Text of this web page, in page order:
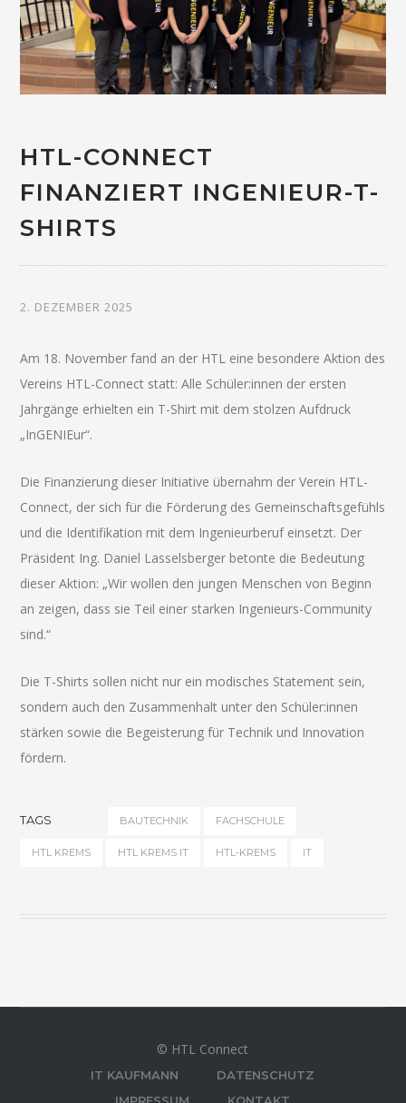
HTL-CONNECT
FINANZIERT INGENIEUR-T-
SHIRTS
2. DEZEMBER 2025
Am 18. November fand an der HTL eine besondere Aktion des
Vereins HTL-Connect statt: Alle Schüler:innen der ersten
Jahrgänge erhielten ein T-Shirt mit dem stolzen Aufdruck
„InGENIEur“.
Die Finanzierung dieser Initiative übernahm der Verein HTL-
Connect, der sich für die Förderung des Gemeinschaftsgefühls
und die Identifikation mit dem Ingenieurberuf einsetzt. Der
Präsident Ing. Daniel Lasselsberger betonte die Bedeutung
dieser Aktion: „Wir wollen den jungen Menschen von Beginn
an zeigen, dass sie Teil einer starken Ingenieurs-Community
sind.“
Die T-Shirts sollen nicht nur ein modisches Statement sein,
sondern auch den Zusammenhalt unter den Schüler:innen
stärken sowie die Begeisterung für Technik und Innovation
fördern.
TAGS BAUTECHNIK FACHSCHULE
HTL KREMS HTL KREMS IT HTL-KREMS IT
© HTL Connect
IT KAUFMANN
DATENSCHUTZ
IMPRESSUM
KONTAKT